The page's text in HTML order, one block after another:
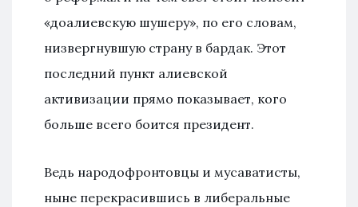
«доалиевскую шушеру», по его словам,
низвергнувшую страну в бардак. Этот
последний пункт алиевской
активизации прямо показывает, кого
больше всего боится президент.
Ведь народофронтовцы и мусаватисты,
ныне перекрасившись в либеральные